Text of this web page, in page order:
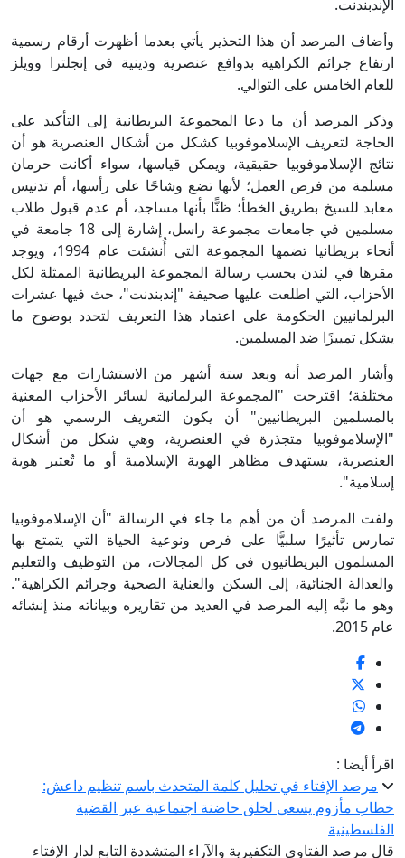
الإندبندنت.
وأضاف المرصد أن هذا التحذير يأتي بعدما أظهرت أرقام رسمية
ارتفاع جرائم الكراهية بدوافع عنصرية ودينية في إنجلترا وويلز
للعام الخامس على التوالي.
وذكر المرصد أن ما دعا المجموعةَ البريطانية إلى التأكيد على
الحاجة لتعريف الإسلاموفوبيا كشكل من أشكال العنصرية هو أن
نتائج الإسلاموفوبيا حقيقية، ويمكن قياسها، سواء أكانت حرمان
مسلمة من فرص العمل؛ لأنها تضع وشاحًا على رأسها، أم تدنيس
معابد للسيخ بطريق الخطأ؛ ظنًّا بأنها مساجد، أم عدم قبول طلاب
مسلمين في جامعات مجموعة راسل، إشارة إلى 18 جامعة في
أنحاء بريطانيا تضمها المجموعة التي أُنشئت عام 1994، ويوجد
مقرها في لندن بحسب رسالة المجموعة البريطانية الممثلة لكل
الأحزاب، التي اطلعت عليها صحيفة "إندبندنت"، حث فيها عشرات
البرلمانيين الحكومة على اعتماد هذا التعريف لتحدد بوضوح ما
يشكل تمييزًا ضد المسلمين.
وأشار المرصد أنه وبعد ستة أشهر من الاستشارات مع جهات
مختلفة؛ اقترحت "المجموعة البرلمانية لسائر الأحزاب المعنية
بالمسلمين البريطانيين" أن يكون التعريف الرسمي هو أن
"الإسلاموفوبيا متجذرة في العنصرية، وهي شكل من أشكال
العنصرية، يستهدف مظاهر الهوية الإسلامية أو ما تُعتبر هوية
إسلامية".
ولفت المرصد أن من أهم ما جاء في الرسالة "أن الإسلاموفوبيا
تمارس تأثيرًا سلبيًّا على فرص ونوعية الحياة التي يتمتع بها
المسلمون البريطانيون في كل المجالات، من التوظيف والتعليم
والعدالة الجنائية، إلى السكن والعناية الصحية وجرائم الكراهية".
وهو ما نبَّه إليه المرصد في العديد من تقاريره وبياناته منذ إنشائه
عام 2015.
اقرأ أيضا :
مرصد الإفتاء في تحليل كلمة المتحدث باسم تنظيم داعش:
خطاب مأزوم يسعى لخلق حاضنة اجتماعية عبر القضية
الفلسطينية
قال مرصد الفتاوى التكفيرية والآراء المتشددة التابع لدار الإفتاء